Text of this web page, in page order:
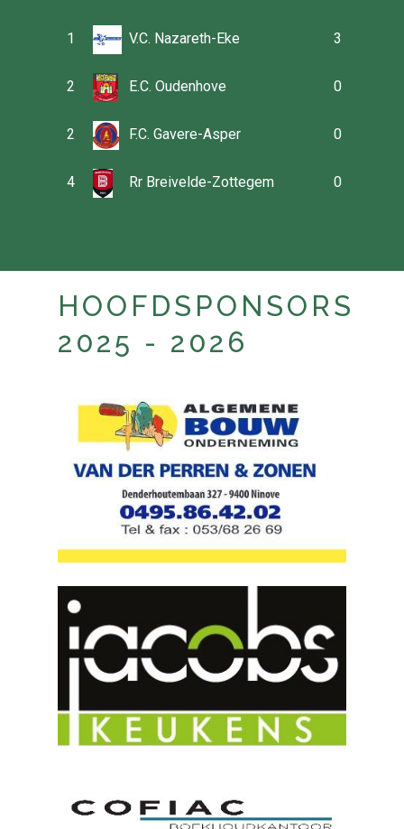
1 V.C. Nazareth-Eke 3
2 E.C. Oudenhove 0
2 F.C. Gavere-Asper 0
4 Rr Breivelde-Zottegem 0
HOOFDSPONSORS
2025 - 2026